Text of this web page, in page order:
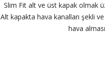
Slim Fit alt ve üst kapak olmak
Alt kapakta hava kanalları şekli ve
hava